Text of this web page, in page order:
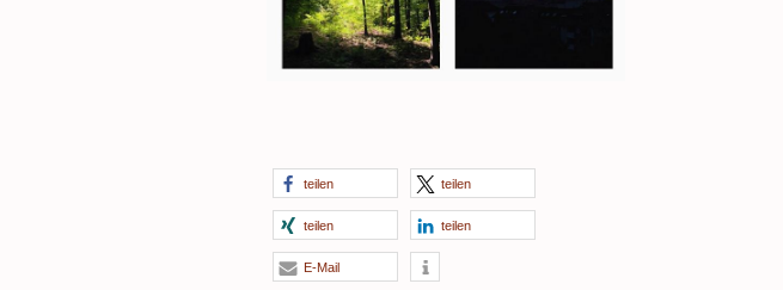
teilen teilen
teilen teilen
E-Mail